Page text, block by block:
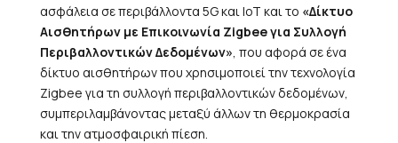
ασφάλεια σε περιβάλλοντα 5G και IoT και το «Δίκτυο
Αισθητήρων με Επικοινωνία Zigbee για Συλλογή
Περιβαλλοντικών Δεδομένων» , που αφορά σε ένα
δίκτυο αισθητήρων που χρησιμοποιεί την τεχνολογία
Zigbee για τη συλλογή περιβαλλοντικών δεδομένων,
συμπεριλαμβάνοντας μεταξύ άλλων τη θερμοκρασία
και την ατμοσφαιρική πίεση.